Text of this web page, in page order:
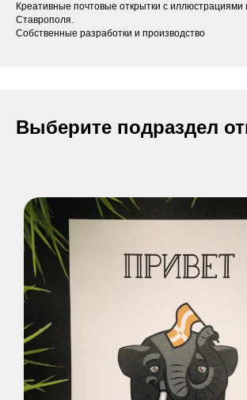
Креативные почтовые открытки с
Ставрополя.
Собственные разработки и производство
Выберите подраздел